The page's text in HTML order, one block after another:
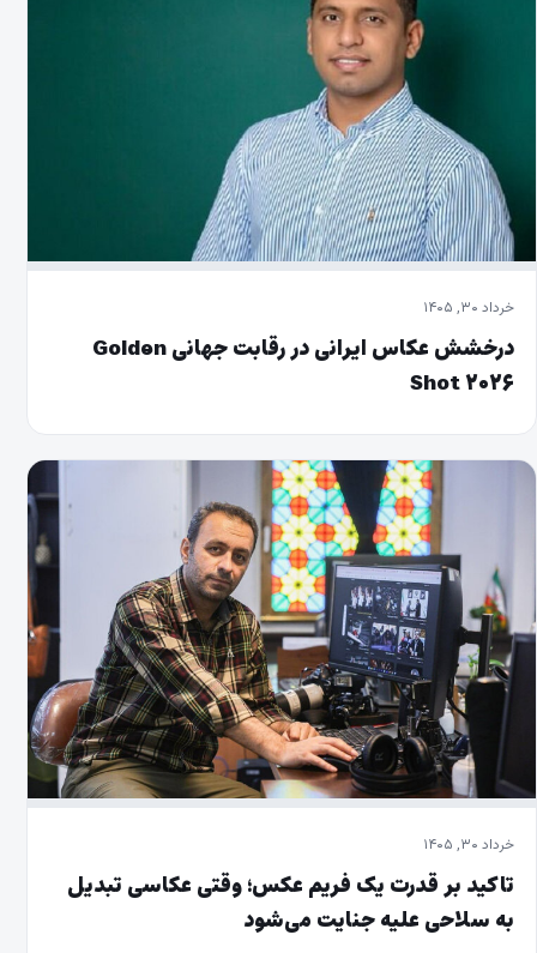
خرداد ۳۰, ۱۴۰۵
درخشش عکاس ایرانی در رقابت جهانی Golden
Shot ۲۰۲۶
خرداد ۳۰, ۱۴۰۵
تاکید بر قدرت یک فریم عکس؛ وقتی عکاسی تبدیل
به سلاحی علیه جنایت می‌شود